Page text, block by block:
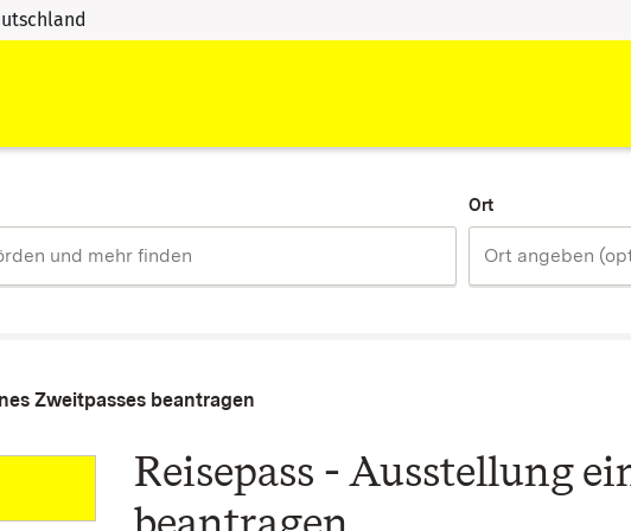
Ort
Zweitpasses beantragen
Reisepass - Ausstellung